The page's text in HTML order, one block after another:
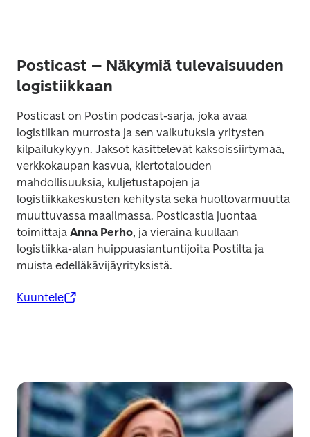
Posticast – Näkymiä tulevaisuuden
logistiikkaan
Posticast on Postin podcast-sarja, joka avaa
logistiikan murrosta ja sen vaikutuksia yritysten
kilpailukykyyn. Jaksot käsittelevät kaksoissiirtymää,
verkkokaupan kasvua, kiertotalouden
mahdollisuuksia, kuljetustapojen ja
logistiikkakeskusten kehitystä sekä huoltovarmuutta
muuttuvassa maailmassa. Posticastia juontaa
toimittaja Anna Perho, ja vieraina kuullaan
logistiikka-alan huippuasiantuntijoita Postilta ja
muista edelläkävijäyrityksistä.
Kuuntele